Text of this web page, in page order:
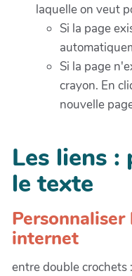
laquelle on veut
Si la page
Si la page
crayon. En
nouvelle
Les liens
le texte
internet
entre double crochets